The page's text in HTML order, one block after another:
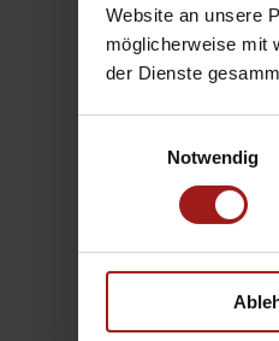
Website an unsere
möglicherweise mit
der Dienste
Notwendig